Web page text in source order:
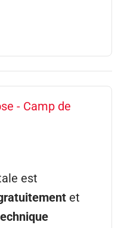
- Camp de
est
et